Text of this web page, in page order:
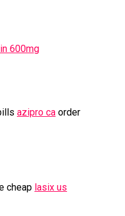
600mg
azipro ca order
cheap lasix us